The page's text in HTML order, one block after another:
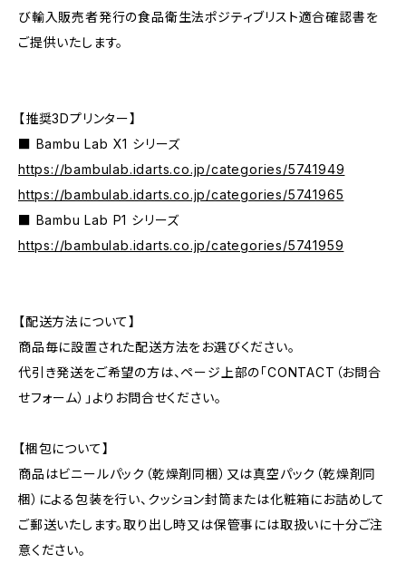
び輸入販売者発行の食品衛生法ポジティブリスト適合確認書を
ご提供いたします。
【推奨3Dプリンター】
■ Bambu Lab X1 シリーズ
https://bambulab.idarts.co.jp/categories/5741949
https://bambulab.idarts.co.jp/categories/5741965
■ Bambu Lab P1 シリーズ
https://bambulab.idarts.co.jp/categories/5741959
【配送方法について】
商品毎に設置された配送方法をお選びください。
代引き発送をご希望の方は、ページ上部の「CONTACT（お問合
せフォーム）」よりお問合せください。
【梱包について】
商品はビニールパック（乾燥剤同梱）又は真空パック（乾燥剤同
梱）による包装を行い、クッション封筒または化粧箱にお詰めして
ご郵送いたします。取り出し時又は保管事には取扱いに十分ご注
意ください。